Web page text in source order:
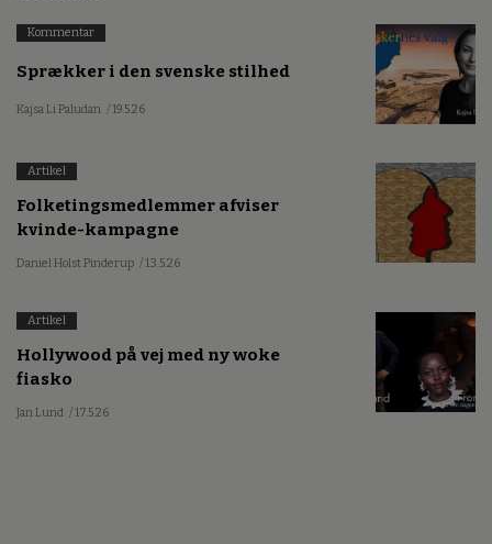
Kommentar
Sprækker i den svenske stilhed
Kajsa Li Paludan / 19.5.26
Artikel
Folketingsmedlemmer afviser
kvinde-kampagne
Daniel Holst Pinderup / 13.5.26
Artikel
Hollywood på vej med ny woke
fiasko
Jan Lund / 17.5.26